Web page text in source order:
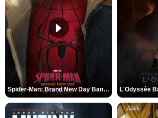
Spider-Man: Brand New Day Bande-annonce VO STFR